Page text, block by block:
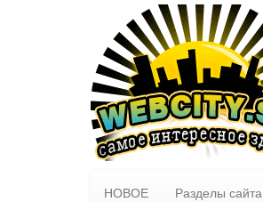
НОВОЕ Разделы сайта